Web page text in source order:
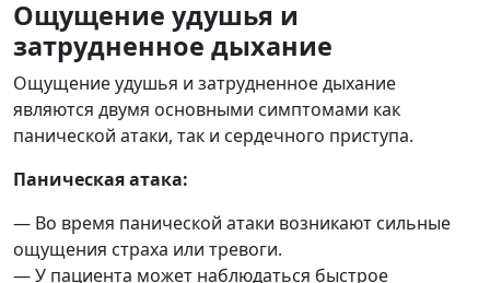
Ощущение удушья и
затрудненное дыхание
Ощущение удушья и затрудненное дыхание
являются двумя основными симптомами как
панической атаки, так и сердечного приступа.
Паническая атака:
— Во время панической атаки возникают сильные
ощущения страха или тревоги.
— У пациента может наблюдаться быстрое